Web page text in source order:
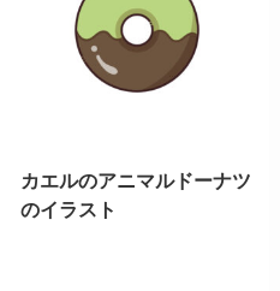
カエルのアニマルドーナツ
のイラスト